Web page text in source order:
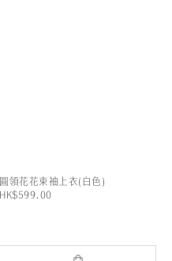
圓領花花束袖上衣(白色)
HK$599.00